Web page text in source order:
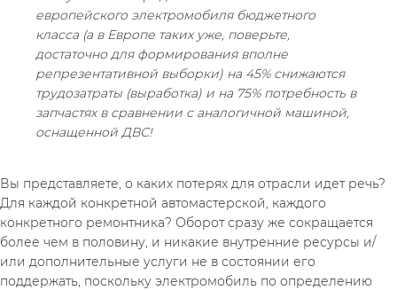
европейского электромобиля бюджетного
класса (а в Европе таких уже, поверьте,
достаточно для формирования вполне
репрезентативной выборки) на 45% снижаются
трудозатраты (выработка) и на 75% потребность в
запчастях в сравнении с аналогичной машиной,
оснащенной ДВС!
Вы представляете, о каких потерях для отрасли идет речь?
Для каждой конкретной автомастерской, каждого
конкретного ремонтника? Оборот сразу же сокращается
более чем в половину, и никакие внутренние ресурсы и/
или дополнительные услуги не в состоянии его
поддержать, поскольку электромобиль по определению